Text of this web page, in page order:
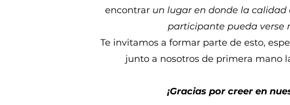
encontrar un lugar en donde la calidad
participante pueda verse
Te invitamos a formar parte de esto,
junto a nosotros de primera mano
¡Gracias por creer en